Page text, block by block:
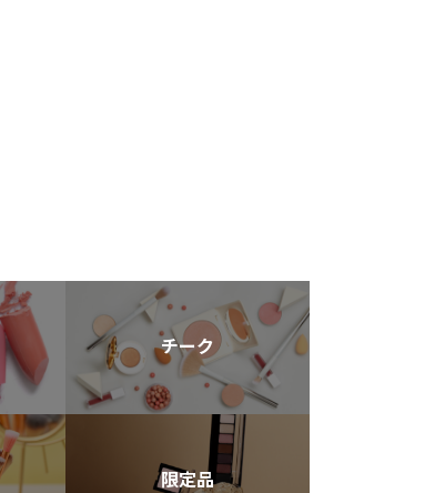
チーク
限定品